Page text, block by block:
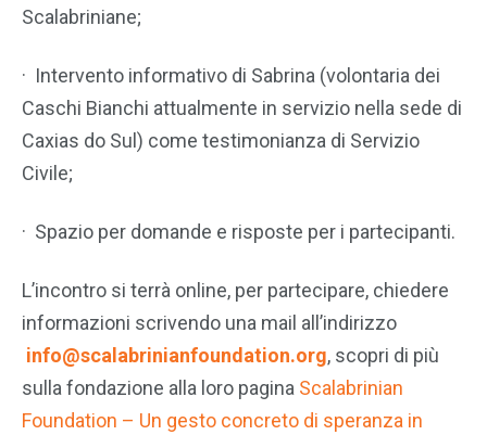
Scalabriniane;
· Intervento informativo di Sabrina (volontaria dei
Caschi Bianchi attualmente in servizio nella sede di
Caxias do Sul) come testimonianza di Servizio
Civile;
· Spazio per domande e risposte per i partecipanti.
L’incontro si terrà online, per partecipare, chiedere
informazioni scrivendo una mail all’indirizzo
info@scalabrinianfoundation.org, scopri di più
sulla fondazione alla loro pagina Scalabrinian
Foundation – Un gesto concreto di speranza in